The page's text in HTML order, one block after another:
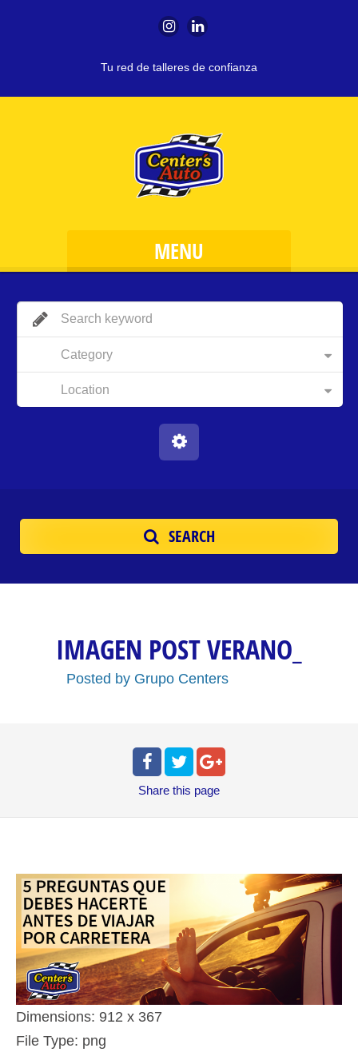
Tu red de talleres de confianza
MENU
Category
Location
SEARCH
IMAGEN POST VERANO_
Posted by Grupo Centers
Share this page
Dimensions: 912 x 367
File Type: png